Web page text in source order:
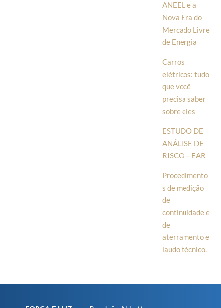
ANEEL e a
Nova Era do
Mercado Livre
de Energia
Carros
elétricos: tudo
que você
precisa saber
sobre eles
ESTUDO DE
ANÁLISE DE
RISCO – EAR
Procedimento
s de medição
de
continuidade e
de
aterramento e
laudo técnico.